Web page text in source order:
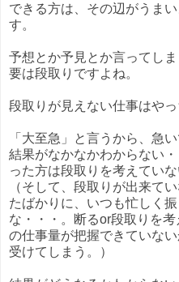
できる方は、その辺がうま
す。
予想とか予見とか言ってし
要は段取りですよね。
段取りが見えない仕事はやっ
「大至急」と言うから、急
結果がなかなかわからない
った方は段取りを考えていな
（そして、段取りが出来て
たばかりに、いつも忙しく
な・・・。断るor段取りを
の仕事量が把握できていな
受けてしまう。）